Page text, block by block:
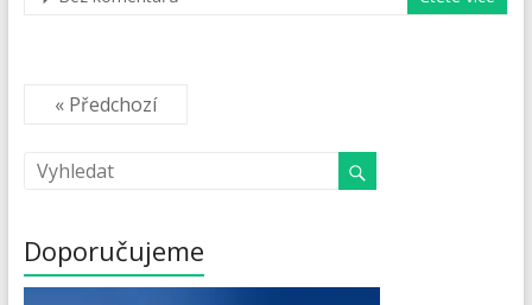
« Předchozí
Doporučujeme